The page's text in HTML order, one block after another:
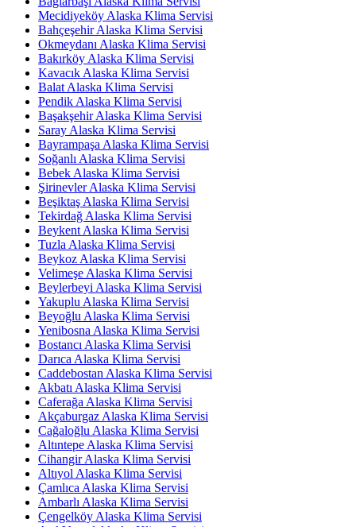
Mecidiyeköy Alaska Klima Servisi
Bahçeşehir Alaska Klima Servisi
Okmeydanı Alaska Klima Servisi
Bakırköy Alaska Klima Servisi
Kavacık Alaska Klima Servisi
Balat Alaska Klima Servisi
Pendik Alaska Klima Servisi
Başakşehir Alaska Klima Servisi
Saray Alaska Klima Servisi
Bayrampaşa Alaska Klima Servisi
Soğanlı Alaska Klima Servisi
Bebek Alaska Klima Servisi
Şirinevler Alaska Klima Servisi
Beşiktaş Alaska Klima Servisi
Tekirdağ Alaska Klima Servisi
Beykent Alaska Klima Servisi
Tuzla Alaska Klima Servisi
Beykoz Alaska Klima Servisi
Velimeşe Alaska Klima Servisi
Beylerbeyi Alaska Klima Servisi
Yakuplu Alaska Klima Servisi
Beyoğlu Alaska Klima Servisi
Yenibosna Alaska Klima Servisi
Bostancı Alaska Klima Servisi
Darıca Alaska Klima Servisi
Caddebostan Alaska Klima Servisi
Akbatı Alaska Klima Servisi
Caferağa Alaska Klima Servisi
Akçaburgaz Alaska Klima Servisi
Cağaloğlu Alaska Klima Servisi
Altıntepe Alaska Klima Servisi
Cihangir Alaska Klima Servisi
Altıyol Alaska Klima Servisi
Çamlıca Alaska Klima Servisi
Ambarlı Alaska Klima Servisi
Çengelköy Alaska Klima Servisi